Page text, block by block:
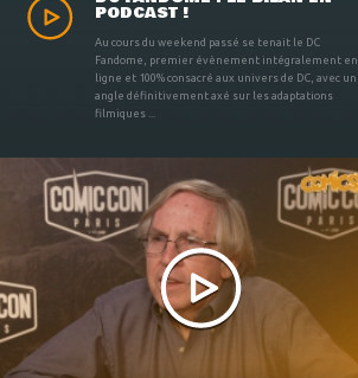
PODCAST !
Au cours du weekend passé se tenait le DC
Fandome, premier évènement intégralement en
ligne et 100% consacré aux univers de DC, avec un
angle définitivement axé sur les adaptations
filmiques ...